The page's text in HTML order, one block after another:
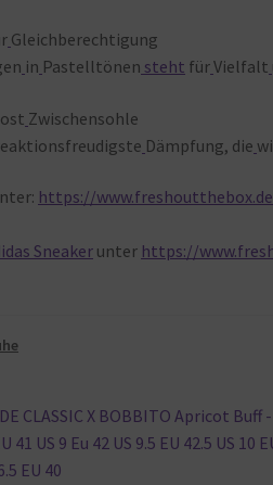
Gleichberechtigung
in Pastelltönen steht fürVielfalt
Zwischensohle
Dämpfung, die
https://
Sneaker unter https://
CLASSIC X BOBBITO Apricot Buff
41 US 9 Eu 42 US 9.5 EU 42.5 US 10
EU 40